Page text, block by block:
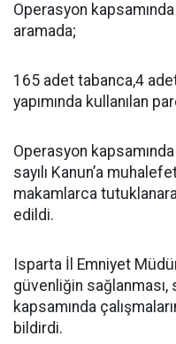
Operasyon
aramada;
165 adet tabanca,4
yapımında kullanılan
Operasyon
sayılı Kanun’a
makamlarca
edildi.
Isparta İl Emniyet
güvenliğin
kapsamında
bildirdi.